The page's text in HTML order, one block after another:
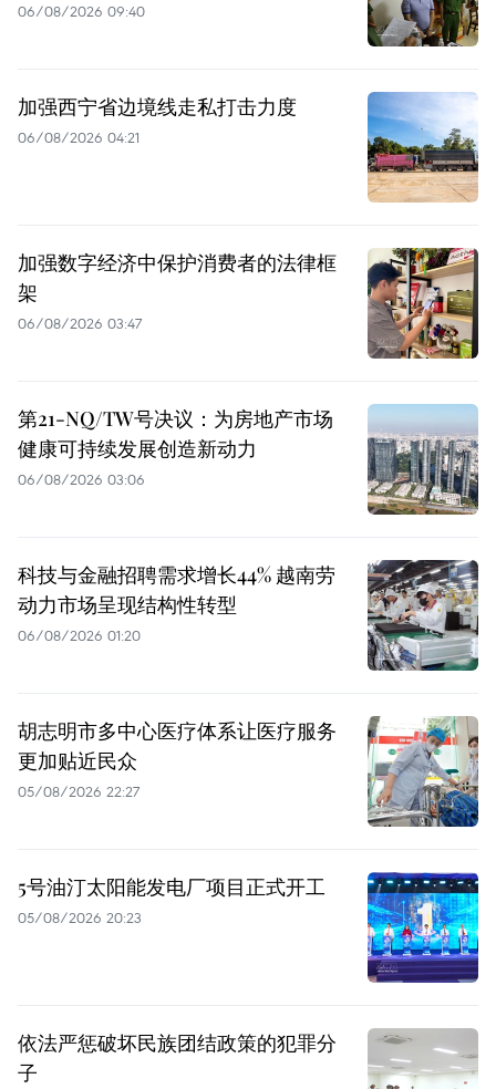
06/08/2026 09:40
加强西宁省边境线走私打击力度
06/08/2026 04:21
加强数字经济中保护消费者的法律框
架
06/08/2026 03:47
第21-NQ/TW号决议：为房地产市场
健康可持续发展创造新动力
06/08/2026 03:06
科技与金融招聘需求增长44% 越南劳
动力市场呈现结构性转型
06/08/2026 01:20
胡志明市多中心医疗体系让医疗服务
更加贴近民众
05/08/2026 22:27
5号油汀太阳能发电厂项目正式开工
05/08/2026 20:23
依法严惩破坏民族团结政策的犯罪分
子